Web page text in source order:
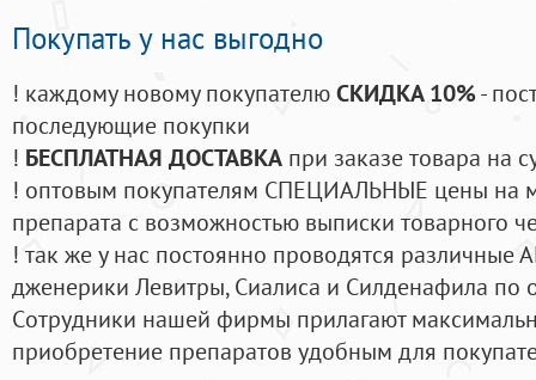
Покупать у нас выгодно
! каждому новому покупателюСКИДКА 10%-
последующие покупки
! БЕСПЛАТНАЯ ДОСТАВКА при заказе товара на
! оптовым покупателям СПЕЦИАЛЬНЫЕ цены на
препарата с возможностью выписки товарного
! так же у нас постоянно проводятся
дженерики Левитры, Сиалиса и Силденафила по
Cотрудники нашей фирмы прилагают
приобретение препаратов удобным для